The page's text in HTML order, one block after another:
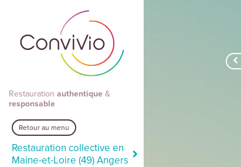
Restauration authentique &
responsable
Retour au menu
Restauration collective en
Maine-et-Loire (49) Angers